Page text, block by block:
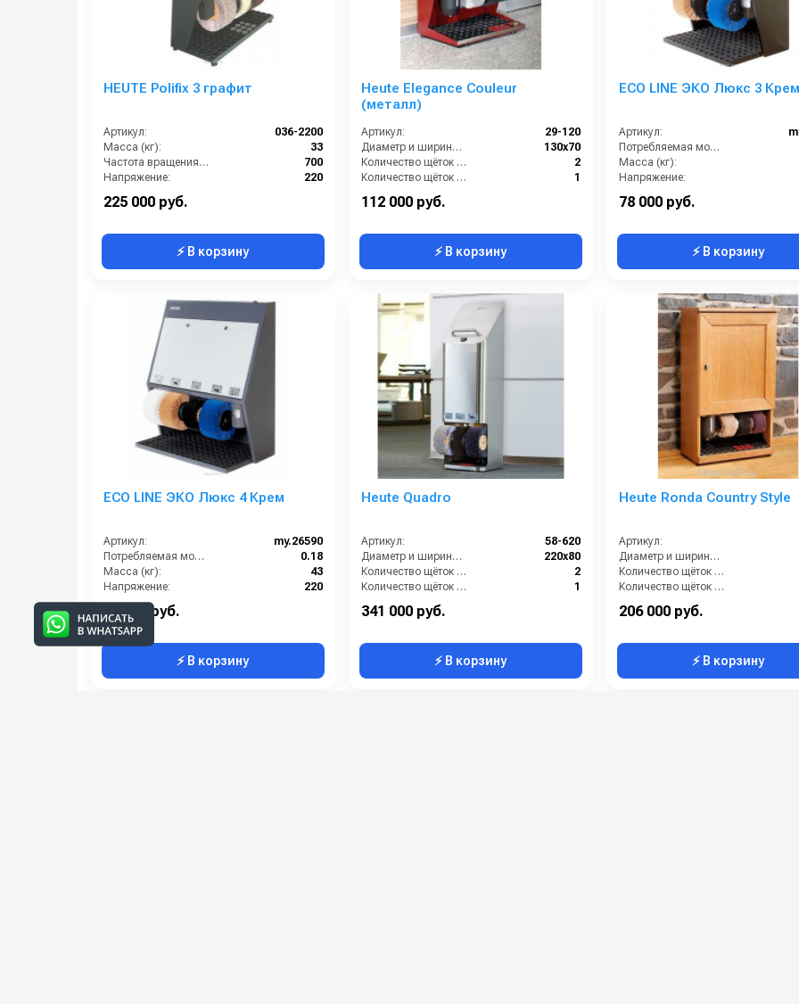
HEUTE Polifix 3 графит
Артикул:
036-2200
Масса (кг):
33
Частота вращения щетки (об/мин):
700
Напряжение:
220
225 000 руб.
⚡ В корзину
Heute Elegance Couleur
(металл)
Артикул:
29-120
Диаметр и ширина щёток (мм):
130х70
Количество щёток полировки (шт):
2
Количество щёток предварительной очистки (шт):
1
112 000 руб.
⚡ В корзину
ECO LINE ЭКО Люкс 3 Крем
Артикул:
Потребляемая мощность (кВт):
Масса (кг):
Напряжение:
78 000 руб.
⚡ В корзину
ECO LINE ЭКО Люкс 4 Крем
Артикул:
my.26590
Потребляемая мощность (кВт):
0.18
Масса (кг):
43
Напряжение:
220
Габариты:
87 000 руб.
⚡ В корзину
Heute Quadro
Артикул:
58-620
Диаметр и ширина щёток (мм):
220х80
Количество щёток полировки (шт):
2
Количество щёток предварительной очистки (шт):
1
Мощность (Вт):
341 000 руб.
⚡ В корзину
Heute Ronda Country Style
Артикул:
Диаметр и ширина щёток (мм):
Количество щёток полировки (шт):
Количество щёток предварительной очистки (шт):
Мощность (Вт):
206 000 руб.
⚡ В корзину